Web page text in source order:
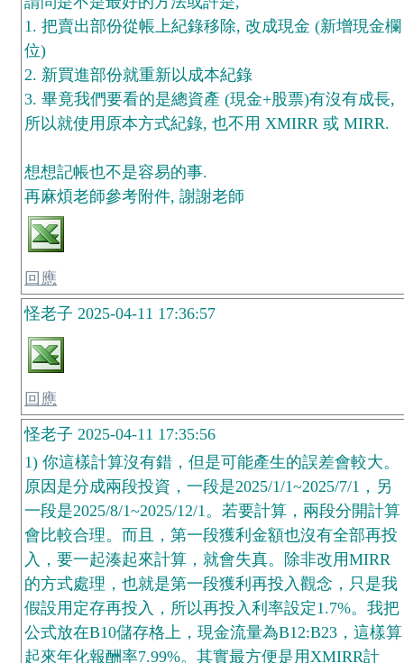
1. 把賣出部份從帳上紀錄移除, 改成現金 (新增現金欄
位)
2. 新買進部份就重新以成本紀錄
3. 畢竟我們要看的是總資產 (現金+股票)有沒有成長,
所以就使用原本方式紀錄, 也不用 XMIRR 或 MIRR.
想想記帳也不是容易的事.
再麻煩老師參考附件, 謝謝老師
回應
怪老子 2025-04-11 17:36:57
回應
怪老子 2025-04-11 17:35:56
1) 你這樣計算沒有錯，但是可能產生的誤差會較大。
原因是分成兩段投資，一段是2025/1/1~2025/7/1，另
一段是2025/8/1~2025/12/1。若要計算，兩段分開計算
會比較合理。而且，第一段獲利金額也沒有全部再投
入，要一起湊起來計算，就會失真。除非改用MIRR
的方式處理，也就是第一段獲利再投入觀念，只是我
假設用定存再投入，所以再投入利率設定1.7%。我把
公式放在B10儲存格上，現金流量為B12:B23，這樣算
起來年化報酬率7.99%。其實最方便是用XMIRR計